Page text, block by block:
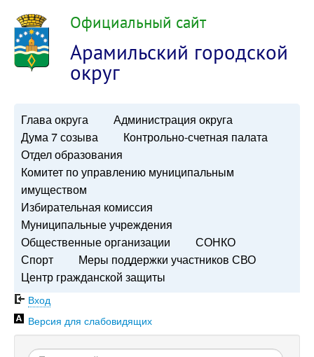
Официальный сайт
Арамильский городской
округ
Глава округа
Администрация округа
Дума 7 созыва
Контрольно-счетная палата
Отдел образования
Комитет по управлению муниципальным
имуществом
Избирательная комиссия
Муниципальные учреждения
Общественные организации
СОНКО
Спорт
Меры поддержки участников СВО
Центр гражданской защиты
Вход
Версия для слабовидящих